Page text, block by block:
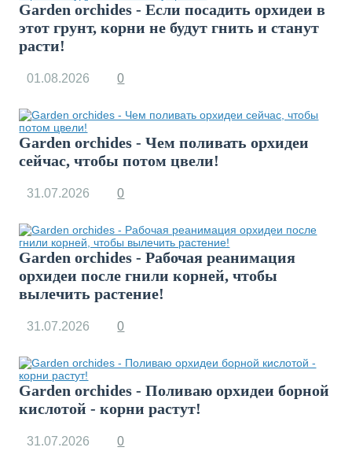
Garden orchides - Если посадить орхидеи в
этот грунт, корни не будут гнить и станут
расти!
01.08.2026 0
Garden orchides - Чем поливать орхидеи
сейчас, чтобы потом цвели!
31.07.2026 0
Garden orchides - Рабочая реанимация
орхидеи после гнили корней, чтобы
вылечить растение!
31.07.2026 0
Garden orchides - Поливаю орхидеи борной
кислотой - корни растут!
31.07.2026 0